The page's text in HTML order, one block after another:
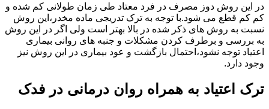
در این روش دوز مصرف در فرد معتاد طی زمان طولانی کم شده و
کم کم قطع می شود.با توجه به ترک تدریجی ماده مخدر،این روش
نسبت به روش های ذکر شده در بالا بهتر است ولی اگر در این روش
به بررسی و برطرف کردن مشکلات و جنبه های روانی بیماری
اعتیاد توجه نشود،احتمال بازگشت و عود بیماری در این روش نیز
وجود دارد.
ترک اعتیاد به همراه روان درمانی در فدک